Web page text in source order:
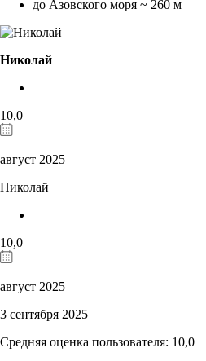
до Азовского моря ~ 260 м
Николай
10,0
август 2025
Николай
10,0
август 2025
3 сентября 2025
Средняя оценка пользователя: 10,0